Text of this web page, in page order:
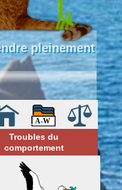
pleinement
Troubles du
comportement